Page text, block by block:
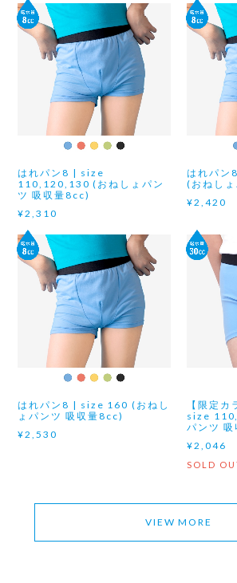
はれパン8 | size
110,120,130 (おねしょパン
ツ 吸収量8cc)
¥2,310
はれパ
(おねし
¥2,420
はれパン8 | size 160 (おねし
ょパンツ 吸収量8cc)
¥2,530
【限定
size
パンツ
¥2,046
SOLD
VIEW MORE